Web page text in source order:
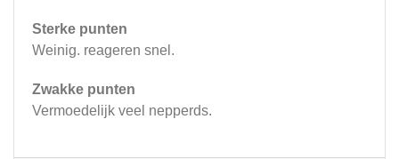
Sterke punten
Weinig. reageren snel.
Zwakke punten
Vermoedelijk veel nepperds.